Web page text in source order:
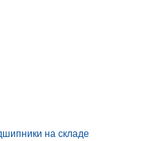
на складе